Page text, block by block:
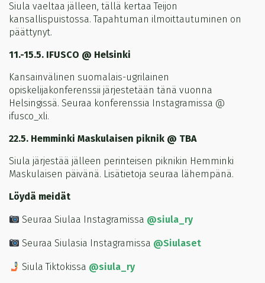
Siula vaeltaa jälleen, tällä kertaa Teijon
kansallispuistossa. Tapahtuman ilmoittautuminen on
päättynyt.
11.-15.5. IFUSCO @ Helsinki
Kansainvälinen suomalais-ugrilainen
opiskelijakonferenssii järjestetään tänä vuonna
Helsingissä. Seuraa konferenssia Instagramissa @
ifusco_xli.
22.5. Hemminki Maskulaisen piknik @ TBA
Siula järjestää jälleen perinteisen piknikin Hemminki
Maskulaisen päivänä. Lisätietoja seuraa lähempänä.
Löydä meidät
Seuraa Siulaa Instagramissa @siula_ry
Seuraa Siulasia Instagramissa @Siulaset
Siula Tiktokissa @siula_ry